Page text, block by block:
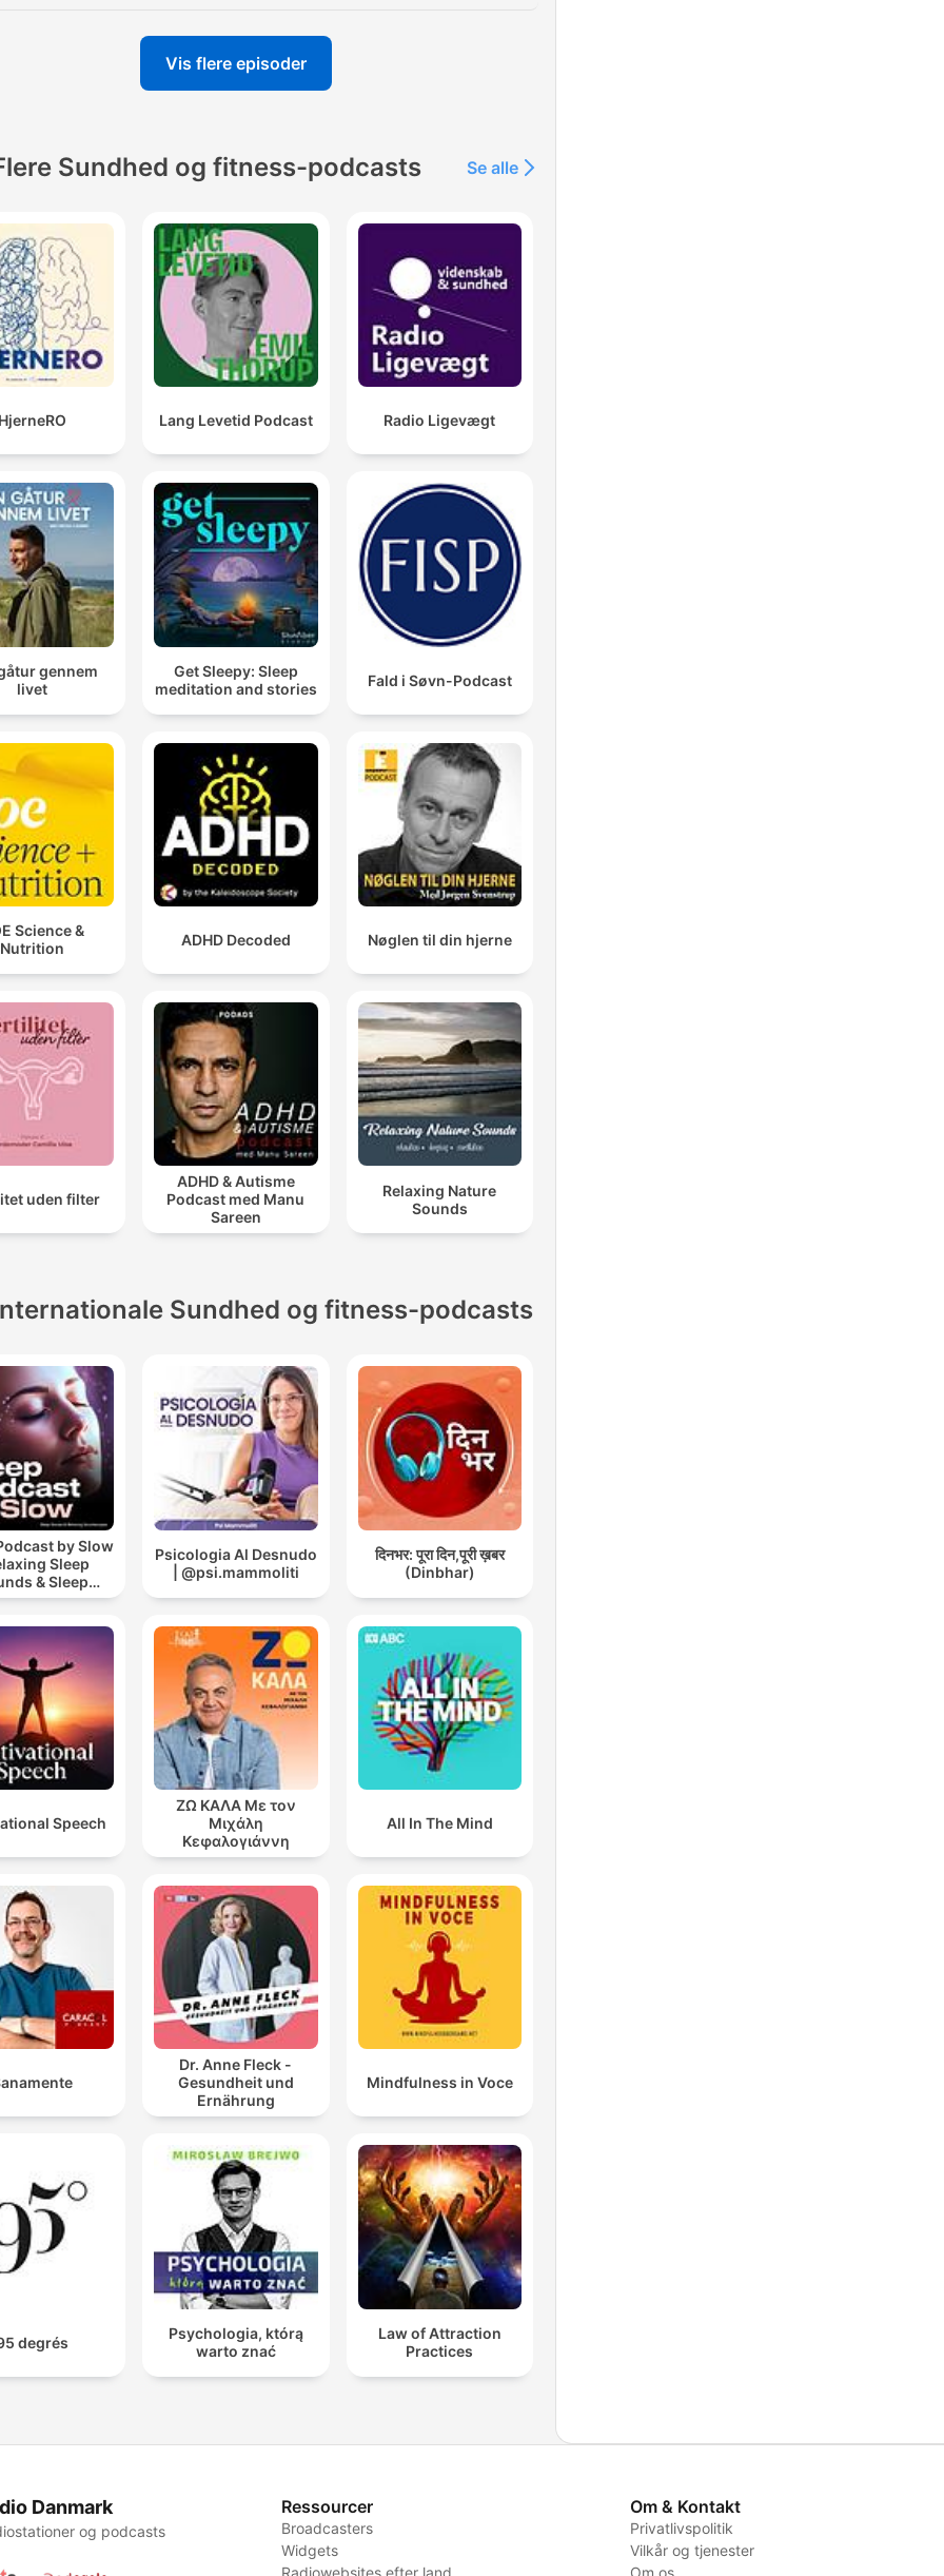
Vis flere episoder
Sundhed og fitness-podcasts Se alle
Lang Levetid Podcast Radio Ligevægt
gennem
livet
Get Sleepy: Sleep
meditation and stories
Fald i Søvn-Podcast
Science &
Nutrition
ADHD Decoded Nøglen til din hjerne
uden filter
ADHD & Autisme
Podcast med Manu
Sareen
Relaxing Nature
Sounds
Sundhed og fitness-podcasts
by Slow
Sleep
& Sleep
| Nature Sound
Psicologia Al Desnudo
| @psi.mammoliti
दिनभर: पूरा दिन,पूरी ख़बर
(Dinbhar)
Speech
ΖΩ ΚΑΛΑ Με τον
Μιχάλη
Κεφαλογιάννη
All In The Mind
Dr. Anne Fleck -
Gesundheit und
Ernährung
Mindfulness in Voce
degrés
Psychologia, którą
warto znać
Law of Attraction
Practices
Danmark
og podcasts
Ressourcer
Broadcasters
Widgets
Radiowebsites efter land
Om & Kontakt
Privatlivspolitik
Vilkår og tjenester
Om os